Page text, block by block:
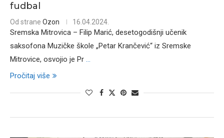
fudbal
Od strane Ozon 16.04.2024.
Sremska Mitrovica – Filip Marić, desetogodišnji učenik
saksofona Muzičke škole „Petar Krančević“ iz Sremske
Mitrovice, osvojio je Pr ...
Pročitaj više